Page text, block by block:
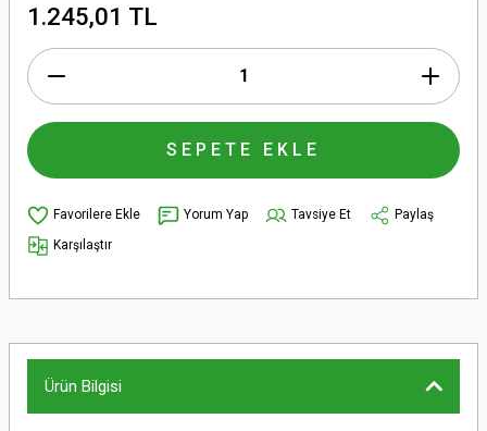
1.245,01 TL
SEPETE EKLE
Yorum Yap Tavsiye Et
Paylaş
Karşılaştır
Ürün Bilgisi